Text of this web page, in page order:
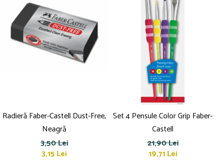
Radieră Faber-Castell Dust-Free,
Neagră
3,50 Lei
3,15 Lei
Set 4 Pensule Color Grip Faber-
Castell
21,90 Lei
19,71 Lei